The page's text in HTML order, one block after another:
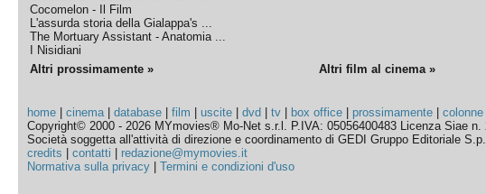
Cocomelon - Il Film
L'assurda storia della Gialappa's ...
The Mortuary Assistant - Anatomia ...
I Nisidiani
Altri prossimamente » Altri film al cinema »
home |cinema|database |film |uscite |dvd |tv box office prossimamente |
Copyright© 2000 - 2026 MYmovies® Mo-Net s.r.l. P.IVA: 05056400483 Licenza Siae n.
Società soggetta all'attività di direzione e coordinamento di GEDI Gruppo Editoriale
credits |contatti
redazione@mymovies.it
Normativa sulla privacy |Termini e condizioni d'uso